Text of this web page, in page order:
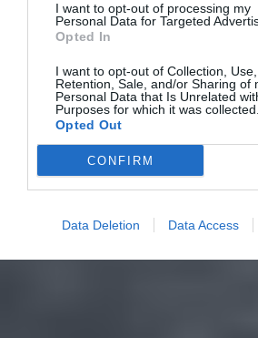
I want to opt-out of processing my
Personal Data for Targeted
Opted In
I want to opt-out of Collection, Use,
Retention, Sale, and/or Sharing of
Personal Data that Is Unrelated
Purposes for which it was collected.
Opted Out
CONFIRM
Data Deletion Data Access